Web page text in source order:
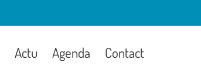
Actu Agenda Contact